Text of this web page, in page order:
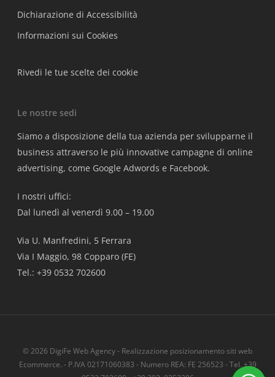
Dichiarazione di Accessibilità
Informazioni sui Cookies
Rivedi le tue scelte dei cookie
Le nostre sedi
Siamo a disposizione della tua azienda per svilupparne il
business attraverso le più innovative campagne di online
advertising, come Google Adwords e Facebook.
I nostri uffici:
Dal lunedì al venerdì 9.00 – 19.00
Via U. Manfredini, 5 Ferrara
Via I Maggio, 98 Copparo (FE)
Tel.: +39 0532 702600
© 2026 DigiFe Web Agency - Realizzazione posizionamento siti web
Ecommerce. - P.IVA 02171060383 - Numero REA: FE 256523 - Tel. +39